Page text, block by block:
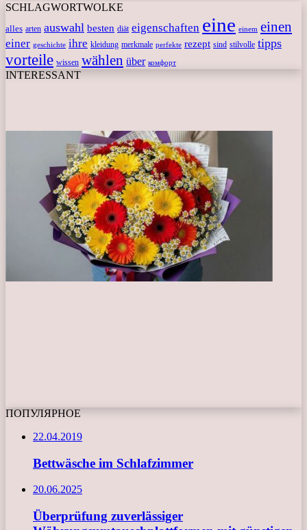
SCHLAGWORTWOLKE
alles arten auswahl besten diät eigenschaften eine einem einen
einer geschichte ihre kleidung merkmale perfekte rezept sind stilvolle tipps
vorteile wissen wählen über комфорт
INTERESSANT
ПОПУЛЯРНОЕ
22.04.2019
Bettwäsche im Schlafzimmer
20.06.2025
Überprüfung zuverlässiger